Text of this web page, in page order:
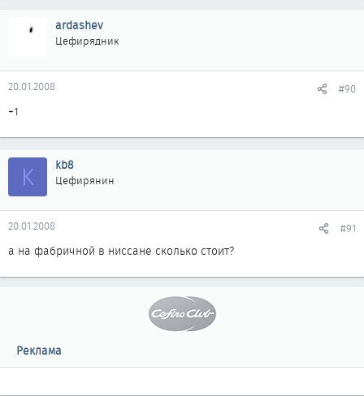
ardashev
Цефирядник
20.01.2008 #90
+1
K kb8
Цефирянин
20.01.2008 #91
а на фабричной в ниссане сколько стоит?
Реклама